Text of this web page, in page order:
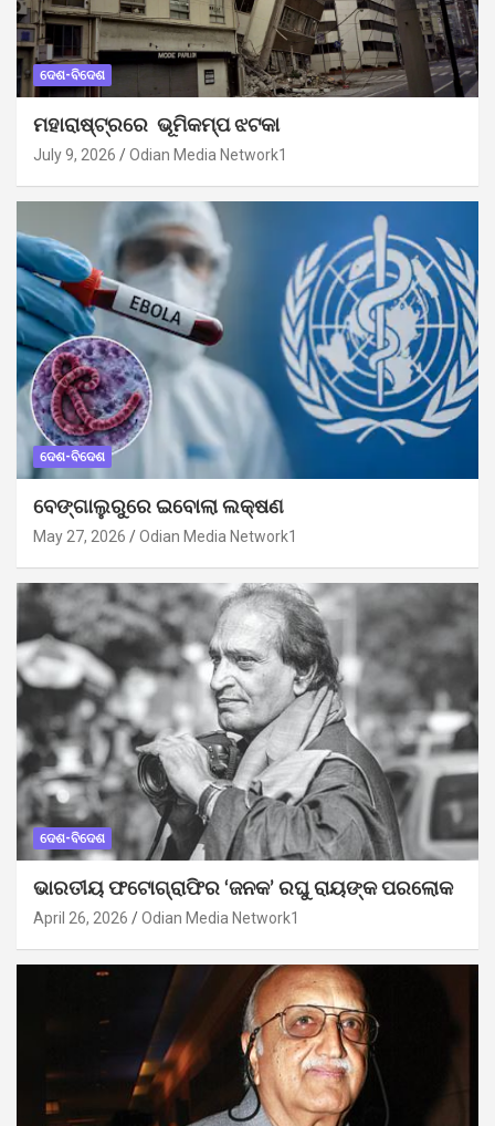
ଦେଶ-ବିଦେଶ
ମହାରାଷ୍ଟ୍ରରେ ଭୂମିକମ୍ପ ଝଟକା
July 9, 2026 Odian Media Network1
ଦେଶ-ବିଦେଶ
ବେଙ୍ଗାଲୁରୁରେ ଇବୋଲା ଲକ୍ଷଣ
May 27, 2026 Odian Media Network1
ଦେଶ-ବିଦେଶ
ଭାରତୀୟ ଫଟୋଗ୍ରାଫିର ‘ଜନକ’ ରଘୁ ରାୟଙ୍କ ପରଲୋକ
April 26, 2026 Odian Media Network1